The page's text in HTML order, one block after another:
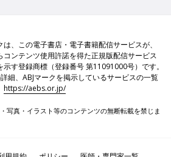
は、この電子書店・電子書籍配信サービスが、
コンテンツ使用許諾を得た正規版配信サービス
示す登録商標（登録番号 第11091000号）です。
細、ABJマークを掲示しているサービスの一覧
https://aebs.or.jp/
写真・イラスト等のコンテンツの無断転載を禁じま